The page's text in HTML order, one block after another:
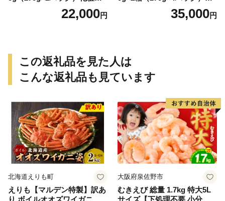
入 ※2026年12月上旬〜2027
年2月上旬頃順次発送予定
22,000円
粧箱入 ※2026年12月上旬〜2
027年2月上旬頃順次発送予定
ず【uot773A】
35,000円
この返礼品を見た人は
こんな返礼品も見ています
北海道えりも町
えりも【マルデン特製】訳あ
り ボイルオオズワイガニ姿2
大阪府泉佐野市
むきえび 総量 1.7kg 特大5L
サイズ【下処理不要 小分け 8